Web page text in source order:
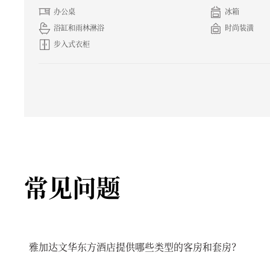
办公桌
冰箱
浴缸和雨林淋浴
时尚装潢
步入式衣柜
常见问题
雅加达文华东方酒店提供哪些类型的客房和套房？